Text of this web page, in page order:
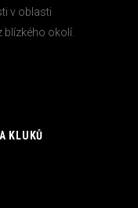
v oblasti
blízkého okolí.
KLUKŮ